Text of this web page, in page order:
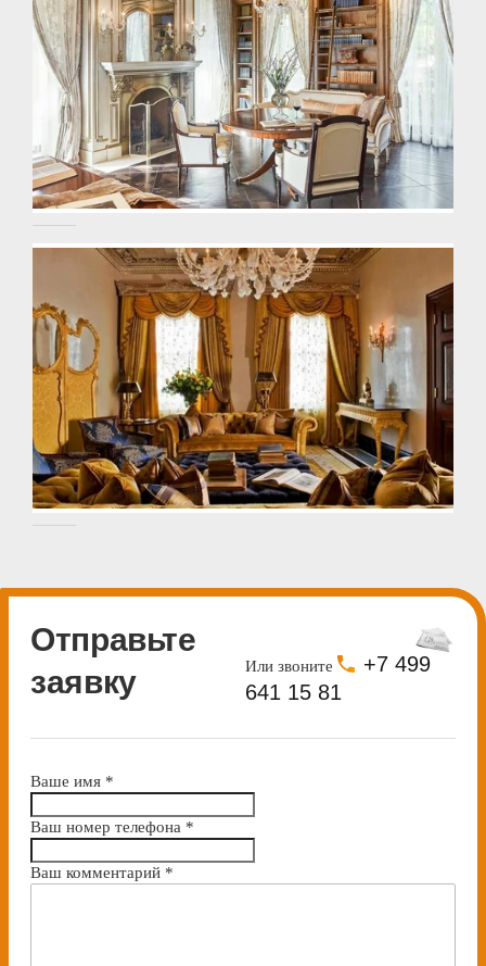
Отправьте
заявку
Или звоните
+7 499
641 15 81
Ваше имя *
Ваш номер телефона *
Bаш комментарий *